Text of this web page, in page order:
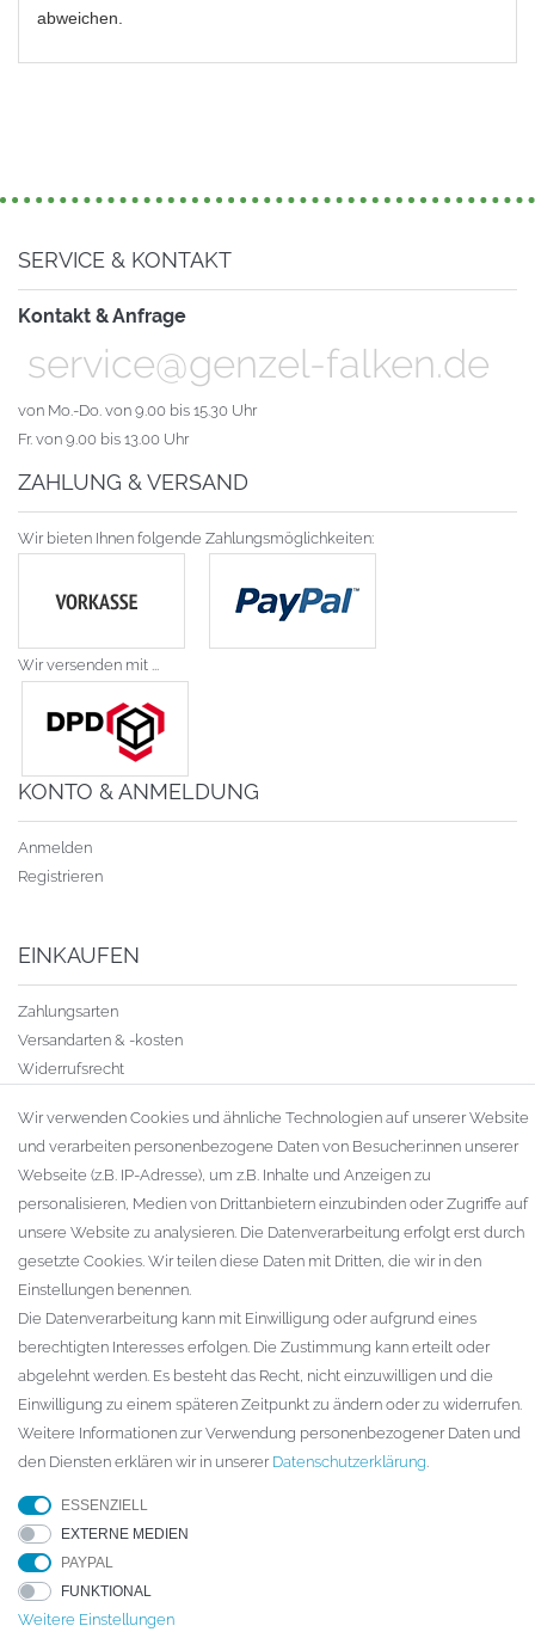
abweichen.
SERVICE & KONTAKT
Kontakt & Anfrage
service@genzel-falken.de
von Mo.-Do. von 9.00 bis 15.30 Uhr
Fr. von 9.00 bis 13.00 Uhr
ZAHLUNG & VERSAND
Wir bieten Ihnen folgende Zahlungsmöglichkeiten:
Wir versenden mit ...
KONTO & ANMELDUNG
Anmelden
Registrieren
EINKAUFEN
Zahlungsarten
Versandarten & -kosten
Widerrufsrecht
Zur Kasse
Gewerbekunden
KAUFVERTRAG WIDERRUFEN
UNTERNEHMEN
Datenschutzerklärung
Impressum
* Für Lieferungen nach Deutschland. Die Lieferzeiten für andere
Länder und die Informationen zur Berechnung des Liefertermins finden
Sie hier
Wir verwenden Cookies und ähnliche Technologien auf unserer Website
und verarbeiten personenbezogene Daten von Besucher:innen unserer
Webseite (z.B. IP-Adresse), um z.B. Inhalte und Anzeigen zu
personalisieren, Medien von Drittanbietern einzubinden oder Zugriffe auf
unsere Website zu analysieren. Die Datenverarbeitung erfolgt erst durch
gesetzte Cookies. Wir teilen diese Daten mit Dritten, die wir in den
Einstellungen benennen.
Die Datenverarbeitung kann mit Einwilligung oder aufgrund eines
berechtigten Interesses erfolgen. Die Zustimmung kann erteilt oder
abgelehnt werden. Es besteht das Recht, nicht einzuwilligen und die
Einwilligung zu einem späteren Zeitpunkt zu ändern oder zu widerrufen.
Weitere Informationen zur Verwendung personenbezogener Daten und
den Diensten erklären wir in unserer Daten­schutz­erklärung.
ESSENZIELL
EXTERNE MEDIEN
PAYPAL
FUNKTIONAL
Weitere Einstellungen